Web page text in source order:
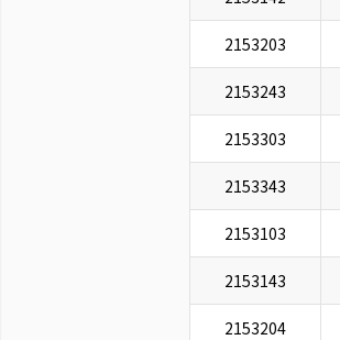
2153203
2153243
2153303
2153343
2153103
2153143
2153204